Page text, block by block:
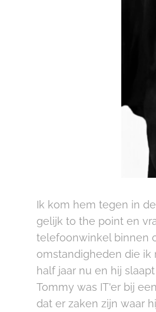
Ik kom hem tegen in
gelijk to the point en
telefoonwinkel binnen
omstandigheden die ik
half jaar nu en hij
Tommy was IT'er bij
dat er zaken zijn waar